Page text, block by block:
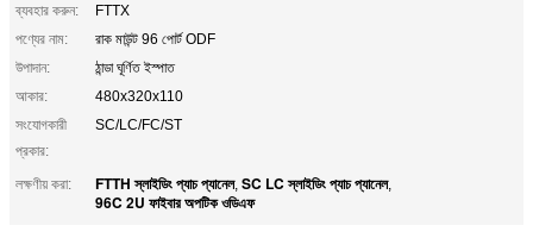
ব্যবহার করুন:
FTTX
পণ্যের নাম:
রাক মাউন্ট 96 পোর্ট ODF
উপাদান:
ঠান্ডা ঘূর্ণিত ইস্পাত
আকার:
480x320x110
সংযোগকারী
প্রকার:
SC/LC/FC/ST
লক্ষণীয় করা: FTTH স্লাইডিং প্যাচ প্যানেল, SC LC স্লাইডিং প্যাচ প্যানেল,
96C 2U ফাইবার অপটিক ওডিএফ